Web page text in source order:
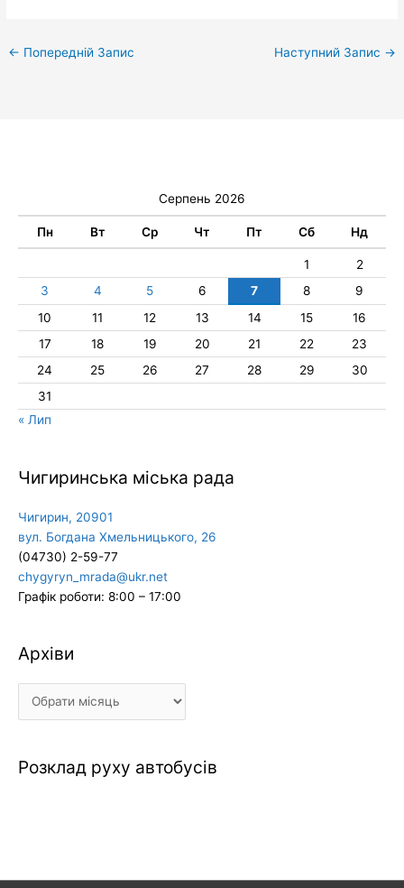
← Попередній Запис Наступний Запис →
Серпень 2026
Пн Вт Ср Чт Пт Сб Нд
1
2
3
4 5 6 7 8
9
10
11 12 13 14 15
16
17
18 19 20 21 22
23
24
25 26 27 28 29
30
31
« Лип
Чигиринська міська рада
Чигирин, 20901
вул. Богдана Хмельницького, 26
(04730) 2-59-77
chygyryn_mrada@ukr.net
Графік роботи: 8:00 – 17:00
Архіви
Архіви
Розклад руху автобусів